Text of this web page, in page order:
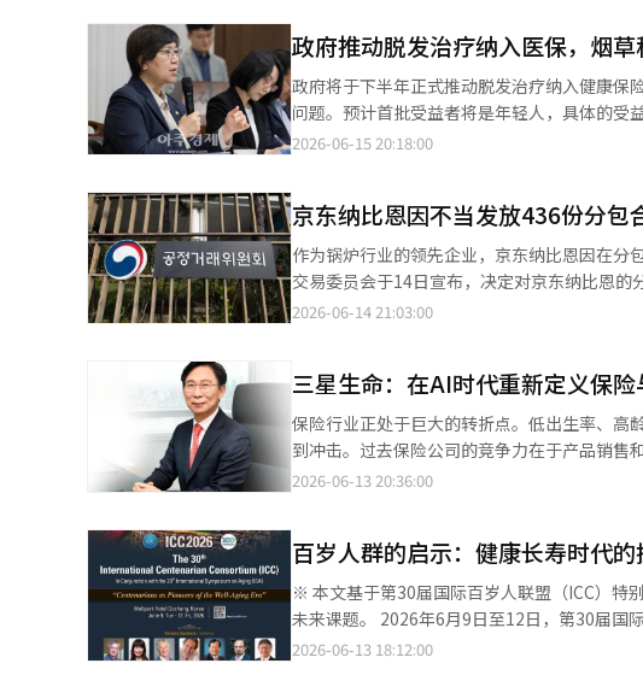
输网络相互关联。如果霍尔木兹海峡的封锁持
实现后，这种不安定性有望得到缓解。 三星
存价格的关键因素影响。HBM、服务器用
果视为半导体需求扩大的因素并不容易。然而
义。 电子设备和部件行业也期待物流费用的减
料等石油基材料的价格产生后续影响。 然而
口拥堵、保险费的重新评估需要时间。停火协
中东局势的稳定性将影响电子行业的成本负
那样，油价下跌的效果会立即反映在利润中
道：“停火后，实际海上运输的正常化和保险
明显。随着房地产PF不良债权的清理和盈利能力的提升，
动性监管加强和内需经济低迷导致资产质量下
准等级为主，分布较为均匀。 预计今年金融公司将缴纳的存款保险费总额为2兆5640亿韩元，比去年增加695亿韩
元。然而，增加的主要原因是保障存款增加了
道经人工智能（AI）系统翻译与编辑。
政府推动脱发治疗纳入医保，烟
政府将于下半年正式推动脱发治疗纳入健康保
问题。预计首批受益者将是年轻人，具体的受
2500韩元大幅上涨至4500韩元后，已维持11
日程，此前由于健康保险财政的稳健性问题，该提案一直处于谨慎态度。
的需求和痛苦”，但同时指出，行政部门必须
的“保险优先级”公平性。 表面上看，郑部长的发言保持了原则性和谨慎的态度，但政策内部人士认为，这实际上
是“条件性推进的声明”。为了防止因无节制
的“优先级”标准，选择中重度脱发或对社会生活造成影
4500韩元时代，因政治判断考虑到民生物价稳
作与发展组织（OECD）平均水平，卫生和经济学界对涨价的呼声不断。
入糖税时明确表示：“完全没有考虑过”。然
公众的税收抵抗和通货膨胀刺激而进行的“暂时性喘息”。 实际上，政府在下半年预告的
善社会福利安全网（基本社会保障网）建设需
（AI）系统翻译与编辑。
2026-06-15 20:18:00
京东纳比恩因不当发放436份分包
作为锅炉行业的领先企业，京东纳比恩因在分
交易委员会于14日宣布，决定对京东纳比恩
易委员会的说法，京东纳比恩在2021年6月至
付给承包商。然而，调查发现，京东纳比恩在
署并发送。此外，还发现部分文件使用了根本
法律规定的书面发放义务。在分包交易中，合
件未合法编写，未来发生争议时将难以证明合
平化指导原则也规定，缺乏双方签名的书面文
施希望能对分包交易过程中长期存在的不完善
包法违规行为施加相应的制裁。”※ 本报道经
2026-06-14 21:03:00
三星生命：在AI时代重新定义保险
保险行业正处于巨大的转折点。低出生率、高
到冲击。过去保险公司的竞争力在于产品销售
力。 三星生命社长洪元学是积极接受这一变化
生活。 超越保险，梦想成为“生活平台” 保险行业长期以来以同样的方式发展。客户投保，保险公司承保，事故发
生后支付保险金。然而，人口结构正在发生变
迅速洞察到这一变化。他认为，保险的未来
为，保险公司应当进化为客户生活的全方位管
于扩大老年业务和医疗保健业务。正在准备结
2026-06-13 20:36:00
百岁人群的启示：健康长寿时代的
※ 本文基于第30届国际百岁人联盟（ICC）特
未来课题。 2026年6月9日至12日，第30届国际百岁人联盟（ICC）在全罗北道高敞的威尔公园酒店举行，回顾了全
球长寿研究过去30年的成就，并展望未来30年。 自1994年美国乔治亚州首次召开国际百岁人研究者会议以来，ICC
2026-06-13 18:12:00